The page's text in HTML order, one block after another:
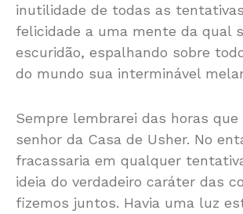
inutilidade de todas as
felicidade a uma mente da qual
escuridão, espalhando sobre
do mundo sua interminável
Sempre lembrarei das horas que
senhor da Casa de Usher. No
fracassaria em qualquer
ideia do verdadeiro caráter das
fizemos juntos. Havia uma luz